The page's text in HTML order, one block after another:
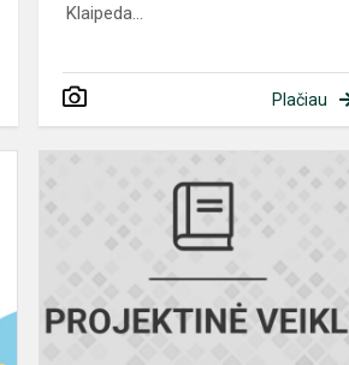
Klaipeda...
Plačiau